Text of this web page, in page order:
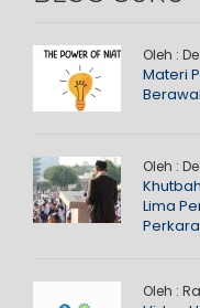
Oleh :
Materi
Oleh :
Lima
Perkara
Oleh :